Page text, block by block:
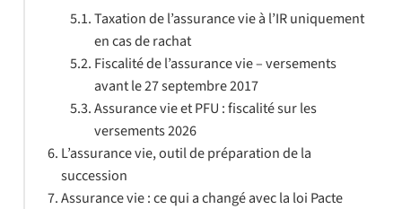
Taxation de l’assurance vie à l’IR uniquement
en cas de rachat
Fiscalité de l’assurance vie – versements
avant le 27 septembre 2017
Assurance vie et PFU : fiscalité sur les
versements 2026
L’assurance vie, outil de préparation de la
succession
Assurance vie : ce qui a changé avec la loi Pacte